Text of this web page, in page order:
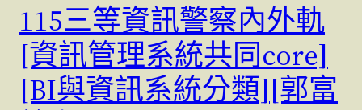
115三等資訊警察內外軌
[資訊管理系統共同core]
[BI與資訊系統分類][郭富